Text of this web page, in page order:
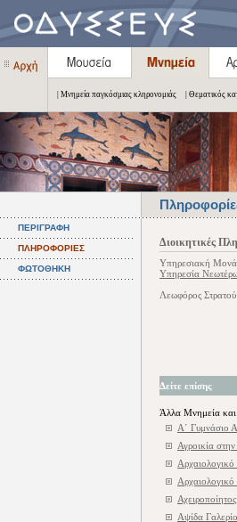
| Μνημεία παγκόσμιας κληρονομιάς | Θεματικός
ΠΕΡΙΓΡΑΦΗ
ΠΛΗΡΟΦΟΡΙΕΣ
ΦΩΤΟΘΗΚΗ
Διοικητικές
Υπηρεσιακή
Υπηρεσία
Λεωφόρος
Δείτε επίσης
Άλλα Μνημεία και
Α΄ Γυμνάσιο
Αγροικία
Αχειροποίητος
Αψίδα